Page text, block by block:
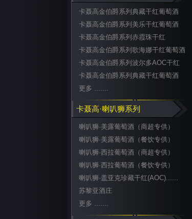
卡聂高金伯爵系列典藏干红葡萄酒
卡聂高金伯爵系列美乐干红葡萄酒
卡聂高金伯爵系列赤霞珠干红
卡聂高金伯爵系列歌海娜干红葡萄酒
卡聂高金伯爵系列波尔多AOC干红
卡聂高金伯爵系列典藏干红葡萄酒
更多 .......
卡聂高·喇叭狮系列
喇叭狮·美露葡萄酒（商超专供）
喇叭狮·美露葡萄酒（餐饮专供）
喇叭狮·西拉葡萄酒（商超专供）
喇叭狮·西拉葡萄酒（餐饮专供）
喇叭狮·盖亚克珍藏干红(AOC)......
苏黎亚酒庄
更多 .......